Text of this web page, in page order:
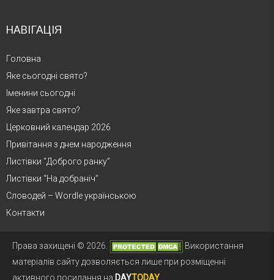
НАВІГАЦІЯ
Головна
Яке сьогодні свято?
Іменини сьогодні
Яке завтра свято?
Церковний календар 2026
Привітання з днем народження
Листівки “Доброго ранку”
Листівки “На добраніч”
Словодей – Wordle українською
Контакти
Права захищені © 2026.
Використання
матеріалів сайту дозволяється лише при розміщенні
активного посилання на DAYTODAY